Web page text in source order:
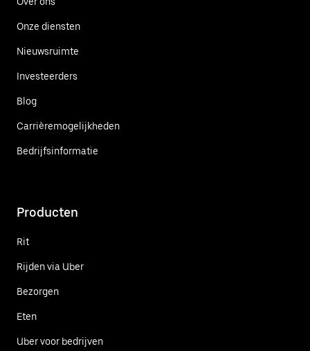
Onze diensten
Nieuwsruimte
Investeerders
Blog
Carrièremogelijkheden
Bedrijfsinformatie
Producten
Rit
Rijden via Uber
Bezorgen
Eten
Uber voor bedrijven